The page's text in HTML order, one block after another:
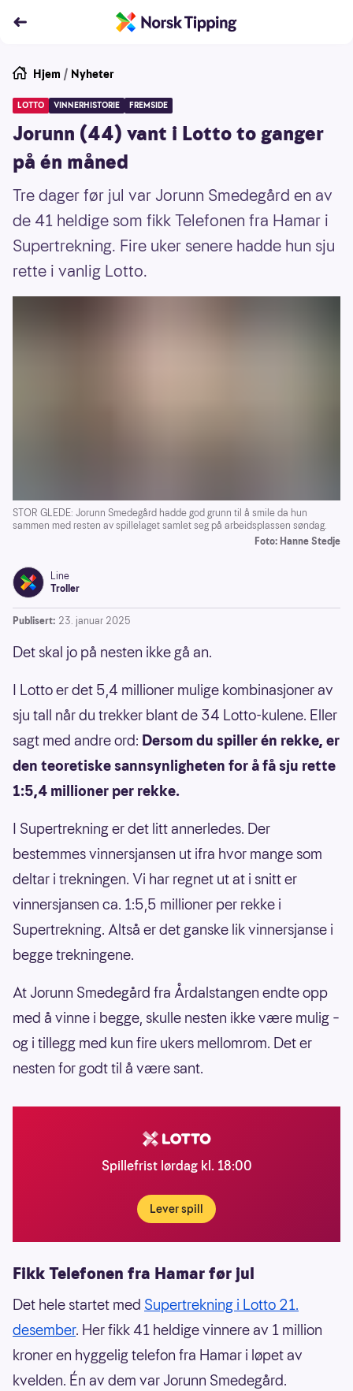
Hjem / Nyheter
LOTTO VINNERHISTORIE FREMSIDE
Jorunn (44) vant i Lotto to ganger
på én måned
Tre dager før jul var Jorunn Smedegård en av
de 41 heldige som fikk Telefonen fra Hamar i
Supertrekning. Fire uker senere hadde hun sju
rette i vanlig Lotto.
STOR GLEDE: Jorunn Smedegård hadde god grunn til å smile da hun
sammen med resten av spillelaget samlet seg på arbeidsplassen søndag.
Foto: Hanne Stedje
Line
Troller
Publisert: 23. januar 2025
Det skal jo på nesten ikke gå an.
I Lotto er det 5,4 millioner mulige kombinasjoner av
sju tall når du trekker blant de 34 Lotto-kulene. Eller
sagt med andre ord: Dersom du spiller én rekke, er
den teoretiske sannsynligheten for å få sju rette
1:5,4 millioner per rekke.
I Supertrekning er det litt annerledes. Der
bestemmes vinnersjansen ut ifra hvor mange som
deltar i trekningen. Vi har regnet ut at i snitt er
vinnersjansen ca. 1:5,5 millioner per rekke i
Supertrekning. Altså er det ganske lik vinnersjanse i
begge trekningene.
At Jorunn Smedegård fra Årdalstangen endte opp
med å vinne i begge, skulle nesten ikke være mulig –
og i tillegg med kun fire ukers mellomrom. Det er
nesten for godt til å være sant.
Spillefrist lørdag kl. 18:00
Lever spill
Fikk Telefonen fra Hamar før jul
Det hele startet med Supertrekning i Lotto 21.
desember. Her fikk 41 heldige vinnere av 1 million
kroner en hyggelig telefon fra Hamar i løpet av
kvelden. Én av dem var Jorunn Smedegård.